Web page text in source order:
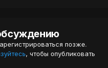
позже.
, чтобы опубликовать